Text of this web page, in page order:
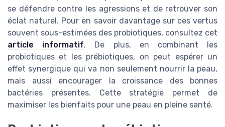
se défendre contre les agressions et de retrouver son
éclat naturel. Pour en savoir davantage sur ces vertus
souvent sous-estimées des probiotiques, consultez cet
article informatif. De plus, en combinant les
probiotiques et les prébiotiques, on peut espérer un
effet synergique qui va non seulement nourrir la peau,
mais aussi encourager la croissance des bonnes
bactéries présentes. Cette stratégie permet de
maximiser les bienfaits pour une peau en pleine santé.